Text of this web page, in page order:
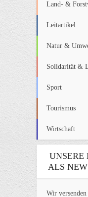
Land- &
Leitartikel
Natur &
Solidarität &
Sport
Tourismus
Wirtschaft
ALS
Wir